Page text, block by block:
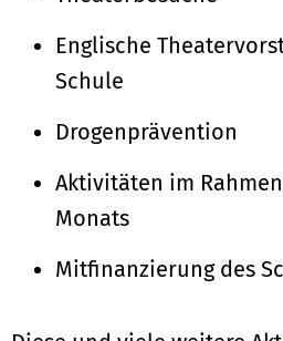
Englische
Schule
Drogenprävention
Aktivitäten im
Monats
Mitfinanzierung des